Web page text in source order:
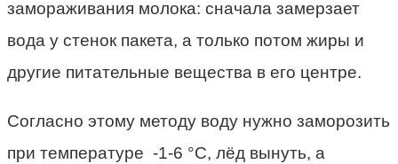
замораживания молока: сначала замерзает
вода у стенок пакета, а только потом жиры и
другие питательные вещества в его центре.
Согласно этому методу воду нужно заморозить
при температуре -1-6 °С, лёд вынуть, а